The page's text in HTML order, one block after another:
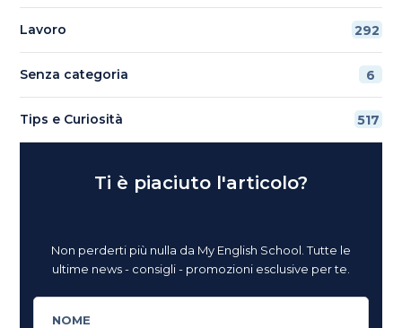
Lavoro 292
Senza categoria 6
Tips e Curiosità 517
Ti è piaciuto l'articolo?
Non perderti più nulla da My English School. Tutte le
ultime news - consigli - promozioni esclusive per te.